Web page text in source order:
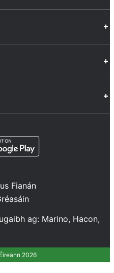
tab Opens in a new tab
Fianán
ag: Marino, Hacon,
2026